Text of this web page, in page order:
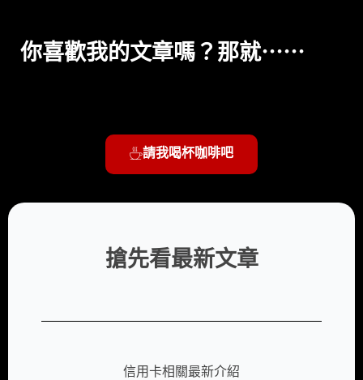
你喜歡我的文章嗎？那就⋯⋯
請我喝杯咖啡吧
搶先看最新文章
信用卡相關最新介紹